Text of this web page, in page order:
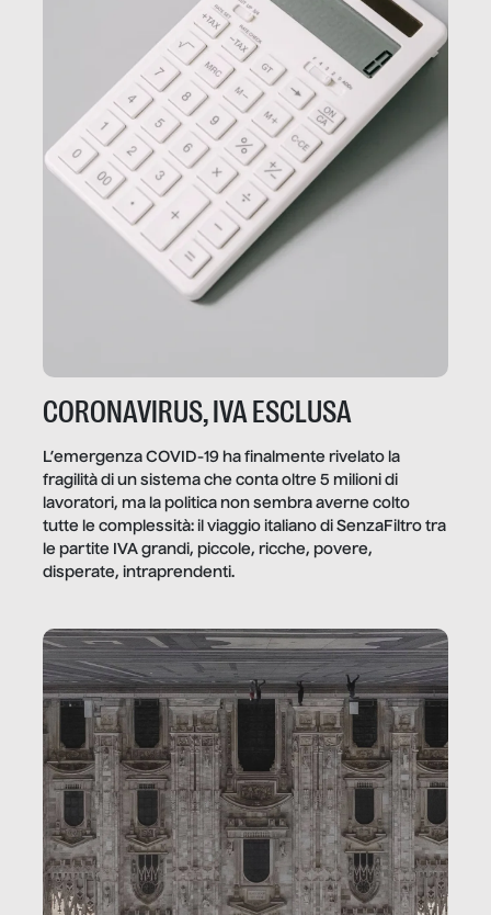
CORONAVIRUS, IVA ESCLUSA
L’emergenza COVID-19 ha finalmente rivelato la
fragilità di un sistema che conta oltre 5 milioni di
lavoratori, ma la politica non sembra averne colto
tutte le complessità: il viaggio italiano di SenzaFiltro tra
le partite IVA grandi, piccole, ricche, povere,
disperate, intraprendenti.